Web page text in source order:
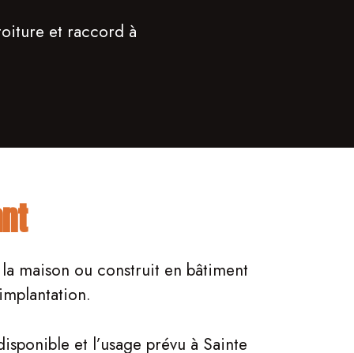
et raccord à
maison ou construit en bâtiment
et l’usage prévu à Sainte